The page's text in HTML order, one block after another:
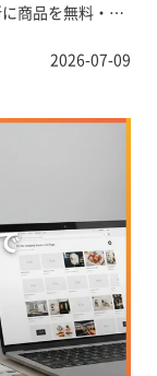
商品を無料・有
ネル」アプリの設
ます。
2026-07-09